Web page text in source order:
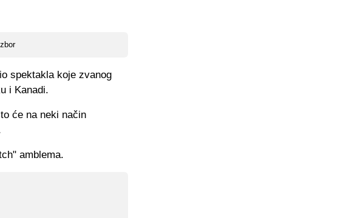
spektakla koje zvanog
i Kanadi.
će na neki način
amblema.